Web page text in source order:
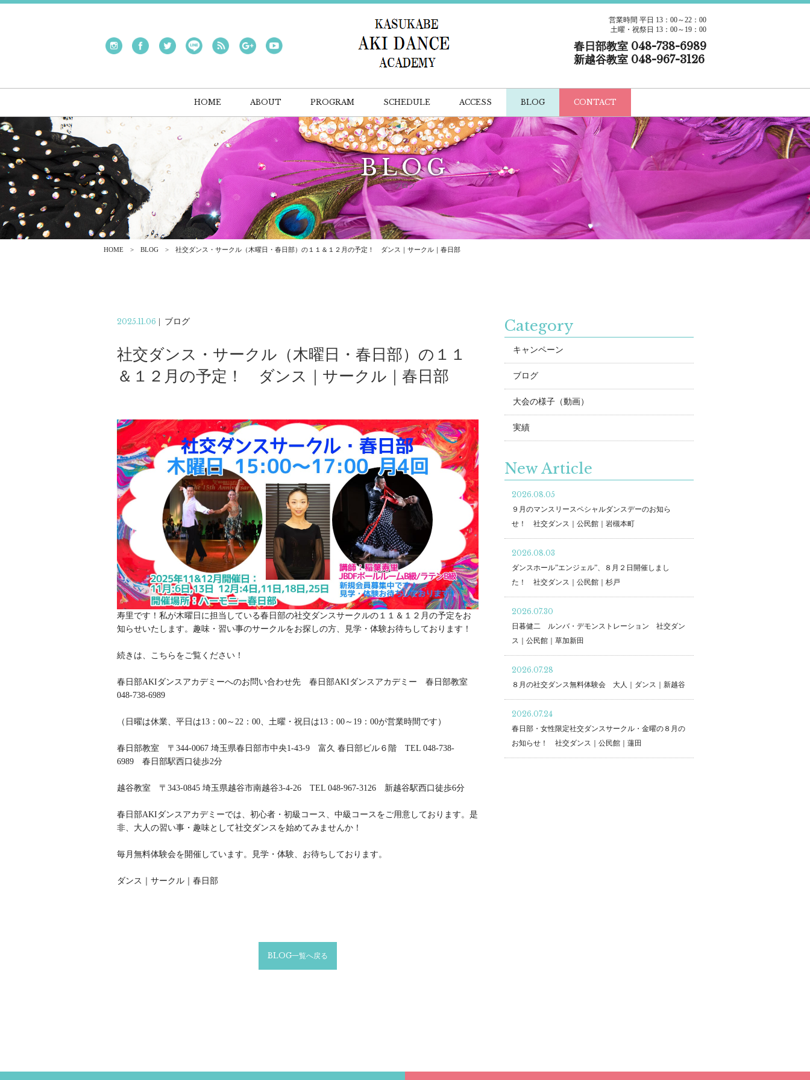
営業時間 平日 13：00～22：00
土曜・祝祭日 13：00～19：00
春日部教室 048-738-6989
新越谷教室 048-967-3126
HOME ABOUT PROGRAM SCHEDULE ACCESS BLOG CONTACT
BLOG
ブログ
HOME BLOG 社交ダンス・サークル（木曜日・春日部）の１１＆１２月の予定！ ダンス｜サークル｜春日部
2025.11.06 | ブログ
社交ダンス・サークル（木曜日・春日部）の１１
＆１２月の予定！ ダンス｜サークル｜春日部
寿里です！私が木曜日に担当している春日部の社交ダンスサークルの１１＆１２月の予定をお
知らせいたします。趣味・習い事のサークルをお探しの方、見学・体験お待ちしております！
続きは、こちらをご覧ください！
春日部AKIダンスアカデミーへのお問い合わせ先 春日部AKIダンスアカデミー 春日部教室
048-738-6989
（日曜は休業、平日は13：00～22：00、土曜・祝日は13：00～19：00が営業時間です）
春日部教室 〒344-0067 埼玉県春日部市中央1-43-9 富久 春日部ビル６階 TEL 048-738-
6989 春日部駅西口徒歩2分
越谷教室 〒343-0845 埼玉県越谷市南越谷3-4-26 TEL 048-967-3126 新越谷駅西口徒歩6分
春日部AKIダンスアカデミーでは、初心者・初級コース、中級コースをご用意しております。是
非、大人の習い事・趣味として社交ダンスを始めてみませんか！
毎月無料体験会を開催しています。見学・体験、お待ちしております。
ダンス｜サークル｜春日部
BLOG一覧へ戻る
Category
キャンペーン
ブログ
大会の様子（動画）
実績
New Article
2026.08.05
９月のマンスリースペシャルダンスデーのお知ら
せ！ 社交ダンス｜公民館｜岩槻本町
2026.08.03
ダンスホール”エンジェル”、８月２日開催しまし
た！ 社交ダンス｜公民館｜杉戸
2026.07.30
日暮健二 ルンバ・デモンストレーション 社交ダン
ス｜公民館｜草加新田
2026.07.28
８月の社交ダンス無料体験会 大人｜ダンス｜新越谷
2026.07.24
春日部・女性限定社交ダンスサークル・金曜の８月の
お知らせ！ 社交ダンス｜公民館｜蓮田